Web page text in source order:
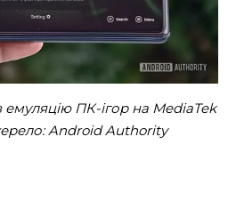
ПК-ігор на MediaTek
Android Authority